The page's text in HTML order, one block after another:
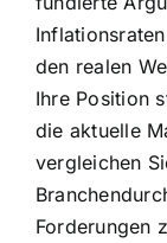
den realen
Ihre Position
die aktuelle
vergleichen
Forderungen